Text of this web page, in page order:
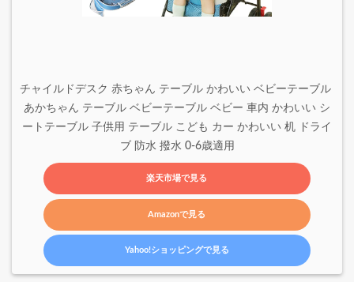
チャイルドデスク 赤ちゃん テーブル かわいい ベビーテーブル
あかちゃん テーブル ベビーテーブル ベビー 車内 かわいい シ
ートテーブル 子供用 テーブル こども カー かわいい 机 ドライ
ブ 防水 撥水 0-6歳適用
楽天市場で見る
Amazonで見る
Yahoo!ショッピングで見る